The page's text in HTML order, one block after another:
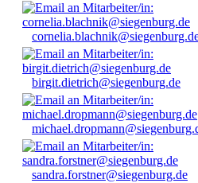
birgit.dietrich@siegenburg.de
sandra.forstner@siegenburg.de